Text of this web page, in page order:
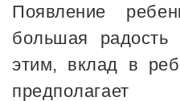
Появление
большая
этим, вклад в